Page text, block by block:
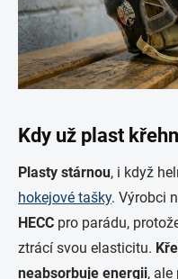
Kdy už plast
Plasty stárnou, i když
hokejové tašky. Výrobci
HECC pro parádu,
ztrácí svou elasticitu.
neabsorbuje energii, ale